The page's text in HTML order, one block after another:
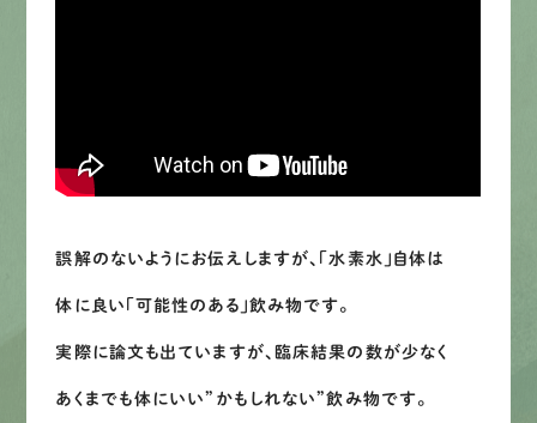
誤解のないようにお伝えしますが、「水素水」自体は
体に良い「可能性のある」飲み物です。
実際に論文も出ていますが、臨床結果の数が少なく
あくまでも体にいい”かもしれない”飲み物です。